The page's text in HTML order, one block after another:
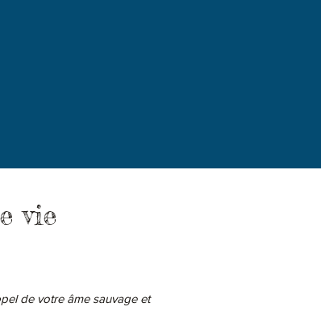
vie
de votre âme sauvage et